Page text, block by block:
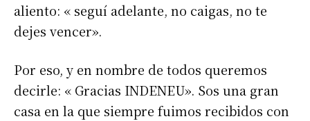
aliento: « seguí adelante, no caigas, no te
dejes vencer».
Por eso, y en nombre de todos queremos
decirle: « Gracias INDENEU». Sos una gran
casa en la que siempre fuimos recibidos con